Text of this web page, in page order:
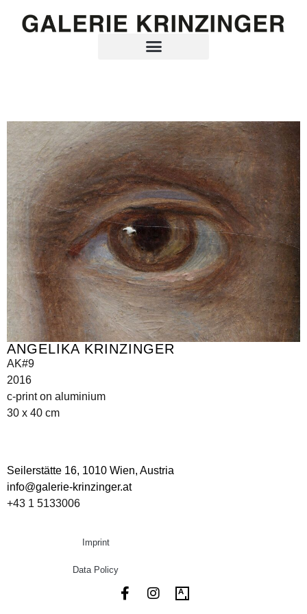
ANGELIKA KRINZINGER
AK#9
2016
c-print on aluminium
30 x 40 cm
Seilerstätte 16, 1010 Wien, Austria
info@galerie-krinzinger.at
+43 1 5133006
Imprint
Data Policy